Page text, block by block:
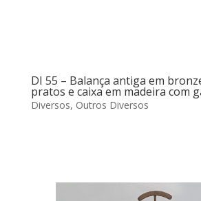
DI 55 – Balança antiga em
pratos e caixa em madeira com
Diversos, Outros Diversos